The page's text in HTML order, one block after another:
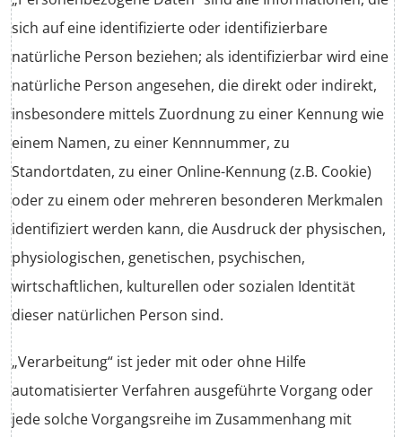
sich auf eine identifizierte oder identifizierbare
natürliche Person beziehen; als identifizierbar wird eine
natürliche Person angesehen, die direkt oder indirekt,
insbesondere mittels Zuordnung zu einer Kennung wie
einem Namen, zu einer Kennnummer, zu
Standortdaten, zu einer Online-Kennung (z.B. Cookie)
oder zu einem oder mehreren besonderen Merkmalen
identifiziert werden kann, die Ausdruck der physischen,
physiologischen, genetischen, psychischen,
wirtschaftlichen, kulturellen oder sozialen Identität
dieser natürlichen Person sind.
„Verarbeitung“ ist jeder mit oder ohne Hilfe
automatisierter Verfahren ausgeführte Vorgang oder
jede solche Vorgangsreihe im Zusammenhang mit